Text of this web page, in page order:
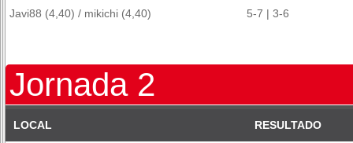
Javi88 (4,40) / mikichi (4,40) 5-7 | 3-6
Jornada 2
LOCAL RESULTADO